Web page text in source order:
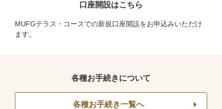
口座開設はこちら
MUFGテラス・コースでの新規口座開設をお申込みいただけ
ます。
各種お手続きについて
各種お手続き一覧へ